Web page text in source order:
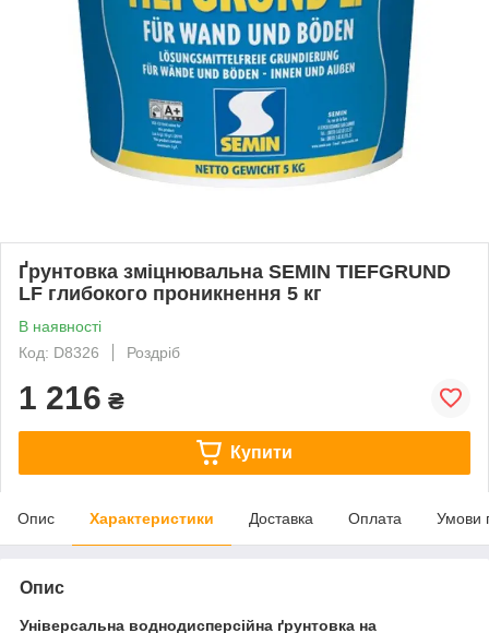
Ґрунтовка зміцнювальна SEMIN TIEFGRUND
LF глибокого проникнення 5 кг
В наявності
Код: D8326
Роздріб
1 216 ₴
Купити
Опис Характеристики Доставка Оплата Умови
Опис
Універсальна воднодисперсійна ґрунтовка на